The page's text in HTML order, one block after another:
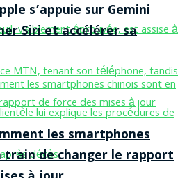
s’appuie sur Gemini
Siri et accélérer sa
les smartphones
train de changer le rapport